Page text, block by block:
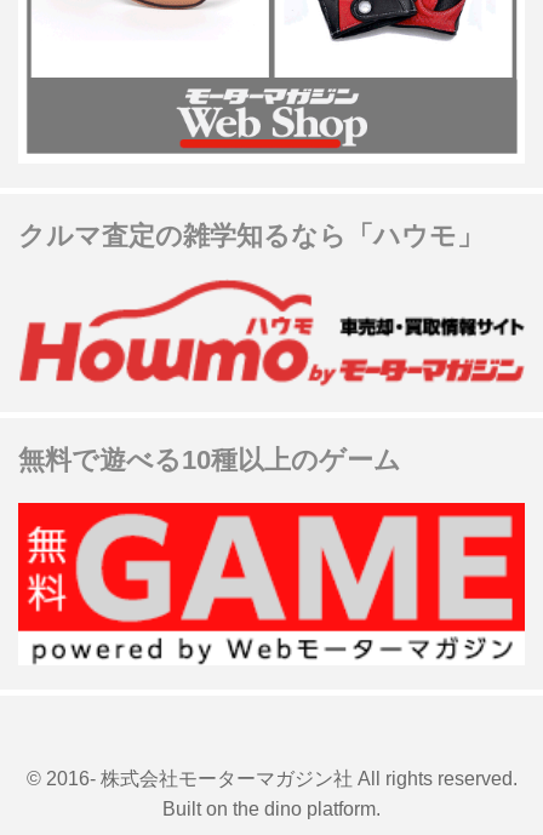
クルマ査定の雑学知るなら「ハウモ」
無料で遊べる10種以上のゲーム
© 2016- 株式会社モーターマガジン社 All rights reserved.
Built on the dino platform.